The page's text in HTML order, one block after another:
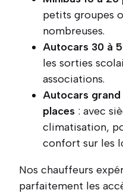
petits groupes
nombreuses.
Autocars 30 à
les sorties
associations.
Autocars
places : avec
climatisation,
confort sur les
Nos chauffeurs
parfaitement les